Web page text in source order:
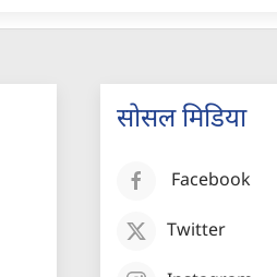
सोसल मिडिया
Facebook
Twitter